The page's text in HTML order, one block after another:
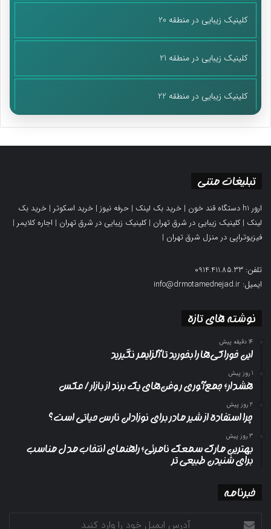
کلینیک زیبایی در منطقه 20
کلینیک زیبایی در منطقه 21
کلینیک زیبایی در منطقه 22
تبلیغات متنی
ارور h1 دستگاه قند خون | خرید بک لینک | حرفه نیوز | خرید اسکوتر | خرید بک
لینک |کلینیک زیبایی در شرق تهران |کلینیک زیبایی در شرق تهران | اجاره کلایمر |
فیزیوتراپی در منزل شرق تهران |
تلفن: 0914.411.85.33
ایمیل: info@drmotamednejad.ir
نوشته های تازه
14 دقیقه پیش
این خوراکی‌ها را بخورید تا آلزایمر نگیرید
1 روز پیش
هشدار؛ جمع‌آوری روغن‌های یک برند از بازار/ عکس
2 روز پیش
چرا استفاده از شیر مادر برای نوزادان نارس حیاتی است؟
3 روز پیش
بهترین مارک سمعک نامرئی؛ راهنمای انتخاب مدل مناسب
برای شنیدن طبیعی تر
خبرنامه
آدرس